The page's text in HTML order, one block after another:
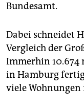
Bundesamt.
Dabei schneidet
Vergleich der
Immerhin 10.674
in Hamburg
viele Wohnungen